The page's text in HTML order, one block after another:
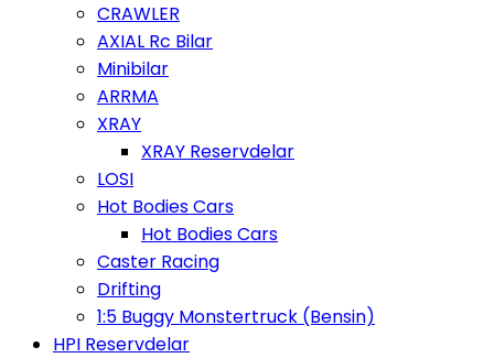
CRAWLER
AXIAL Rc Bilar
Minibilar
ARRMA
XRAY
XRAY Reservdelar
LOSI
Hot Bodies Cars
Hot Bodies Cars
Caster Racing
Drifting
1:5 Buggy Monstertruck (Bensin)
HPI Reservdelar